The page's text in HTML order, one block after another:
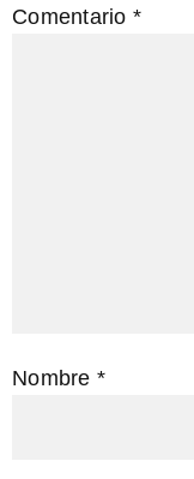
Comentario *
Nombre *